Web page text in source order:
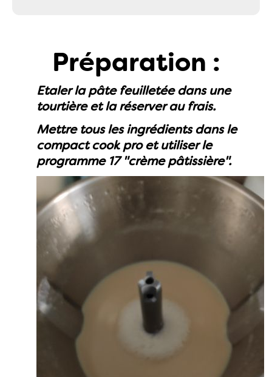
Préparation :
Etaler la pâte feuilletée dans une
tourtière et la réserver au frais.
Mettre tous les ingrédients dans le
compact cook pro et utiliser le
programme 17 "crème pâtissière".